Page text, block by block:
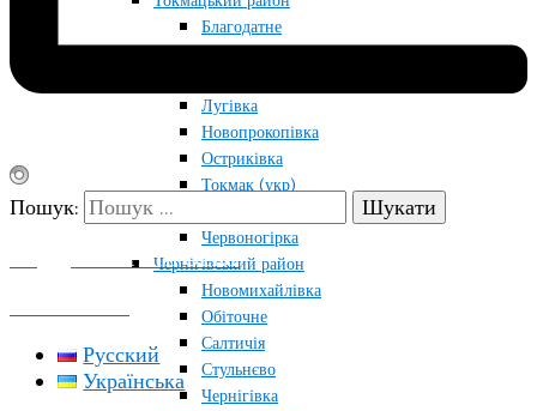
Благодатне
Лугівка
Новопрокопівка
Остриківка
Токмак (укр)
Червоногірка
Чернігівський район
Новомихайлівка
Обіточне
Салтичія
Стульнєво
Чернігівка
Пошук:
ПОДДЕРЖАТЬ ПРОЕКТ
Русский
Українська